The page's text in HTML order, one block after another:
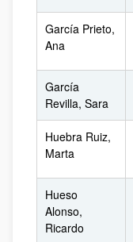
García Prieto,
Ana
García
Revilla, Sara
Huebra Ruiz,
Marta
Hueso
Alonso,
Ricardo